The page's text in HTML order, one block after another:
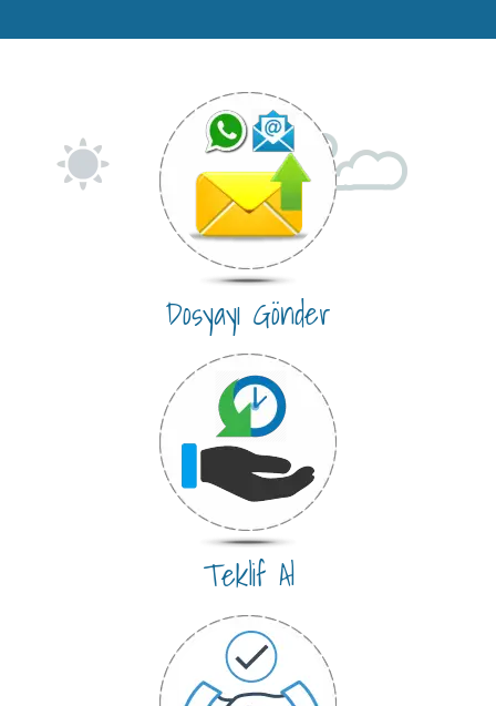
Dosyayı Gönder
Teklif Al